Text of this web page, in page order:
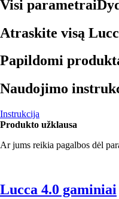
Visi parametrai
Atraskite visą
Papildomi
Naudojimo
Instrukcija
Produkto užklausa
Ar jums reikia pagalbos dėl
Lucca 4.0 gaminiai